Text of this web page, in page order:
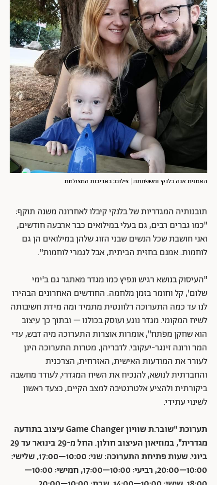
האמנית אנה בלנקי ומשפחתה | צילום: באדיבות המצולמת
תובנותיה המגדריות של בלנקי קיבלו לאחרונה משנה תוקף:
"כמו גברים רבים, גם בעלי במילואים כבר ארבעה חודשים,
ואני חושבת שכל הנשים שבני הזוג שלהן במילואים הן גם
לוחמות. אמנם בחזית הביתית, אבל לגמרי לוחמות".
"העיסוק בנושא רגיש ונפיץ כמו מגדר מאתגר גם ב'ימי
שלום', קל וחומר בזמן מלחמה. החודשים האחרונים הבהירו
לנו עד כמה התערוכה רלוונטית מתמיד ומה מידת חשיבותה
לשיח המקומי. מגדר נוגע ועוסק בכולנו – ובתוך כך עיצוב
הוא שחקן מפתח", אומרות אוצרות התערוכה מיה דבש, עדי
המר ורונה זינגר-יעקובי. לדבריהן, מטרות התערוכה הינן
לעורר את המודעות האישית, האזרחית, הצרכנית
והחברתית לנושא, להנכיח את השיח המגדרי, לעודד מחשבה
ביקורתית ולהציע אלטרנטיבה למצב הקיים, כצעד ראשון
לשינוי עתידי.
תערוכת "שובר.ת שוויון Game Changer עיצוב בתודעה
מגדרית", במוזיאון העיצוב חולון. החל מ-29 בינואר עד 29
ביוני. שעות פתיחת התערוכה: שני: 10:00–17:00, שלישי:
10:00–20:00, רביעי: 10:00–17:00, חמישי: 10:00–